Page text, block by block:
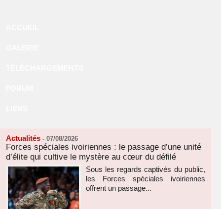
Actualités - 07/08/2026
Forces spéciales ivoiriennes : le passage d’une unité
d’élite qui cultive le mystère au cœur du défilé
Sous les regards captivés du public,
les Forces spéciales ivoiriennes
offrent un passage...